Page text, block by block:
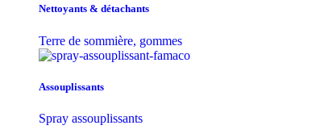
Nettoyants & détachants
Terre de sommière, gommes
Assouplissants
Spray assouplissants